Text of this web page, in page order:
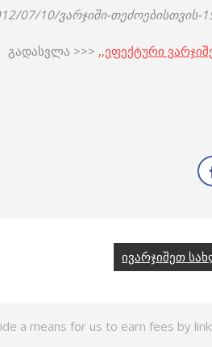
07/10/ვარჯიში-თეძოებისთვის-
გადასვლა >>> ,,ეფექტური
ივარჯიშეთ
a means for us to earn fees by